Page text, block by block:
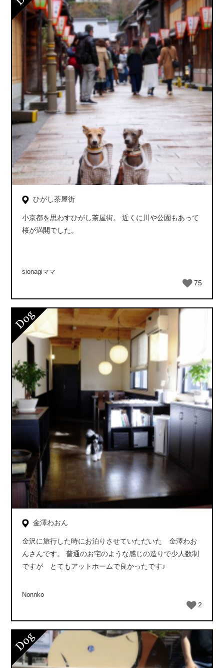
ひがし茶屋街
小京都を思わすひがし茶屋街。 近くに川や公園もあって
桜が満開でした。
sionagiママ
75
金澤わおん
金沢に旅行した時にお泊りさせていただいた 金澤わお
んさんです。 普通のお宅のような感じの造りで少人数制
ですが とてもアットホームで良かったです♪
Nonnko
2